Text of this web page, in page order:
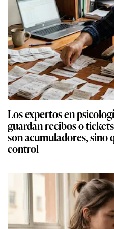
Los expertos en
guardan recibos o
son acumuladores, sino
control